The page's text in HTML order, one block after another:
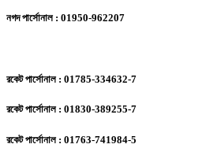
নগদ পার্সোনাল : 01950-962207
রকেট পার্সোনাল : 01785-334632-7
রকেট পার্সোনাল : 01830-389255-7
রকেট পার্সোনাল : 01763-741984-5